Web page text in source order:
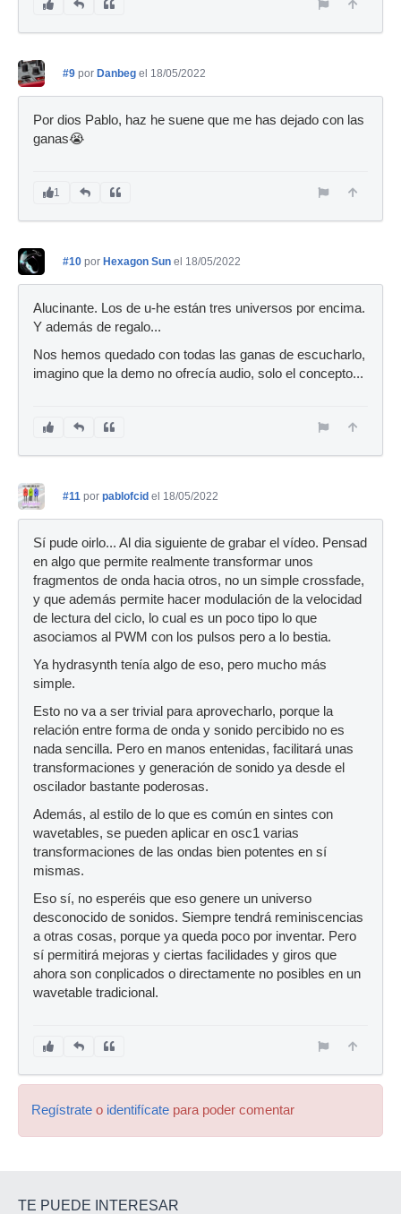
#9 por Danbeg el 18/05/2022
Por dios Pablo, haz he suene que me has dejado con las
ganas😭
1
#10 por Hexagon Sun el 18/05/2022
Alucinante. Los de u-he están tres universos por encima.
Y además de regalo...
Nos hemos quedado con todas las ganas de escucharlo,
imagino que la demo no ofrecía audio, solo el concepto...
#11 por pablofcid el 18/05/2022
Sí pude oirlo... Al dia siguiente de grabar el vídeo. Pensad
en algo que permite realmente transformar unos
fragmentos de onda hacia otros, no un simple crossfade,
y que además permite hacer modulación de la velocidad
de lectura del ciclo, lo cual es un poco tipo lo que
asociamos al PWM con los pulsos pero a lo bestia.
Ya hydrasynth tenía algo de eso, pero mucho más
simple.
Esto no va a ser trivial para aprovecharlo, porque la
relación entre forma de onda y sonido percibido no es
nada sencilla. Pero en manos entenidas, facilitará unas
transformaciones y generación de sonido ya desde el
oscilador bastante poderosas.
Además, al estilo de lo que es común en sintes con
wavetables, se pueden aplicar en osc1 varias
transformaciones de las ondas bien potentes en sí
mismas.
Eso sí, no esperéis que eso genere un universo
desconocido de sonidos. Siempre tendrá reminiscencias
a otras cosas, porque ya queda poco por inventar. Pero
sí permitirá mejoras y ciertas facilidades y giros que
ahora son conplicados o directamente no posibles en un
wavetable tradicional.
Regístrate o identifícate para poder comentar
TE PUEDE INTERESAR